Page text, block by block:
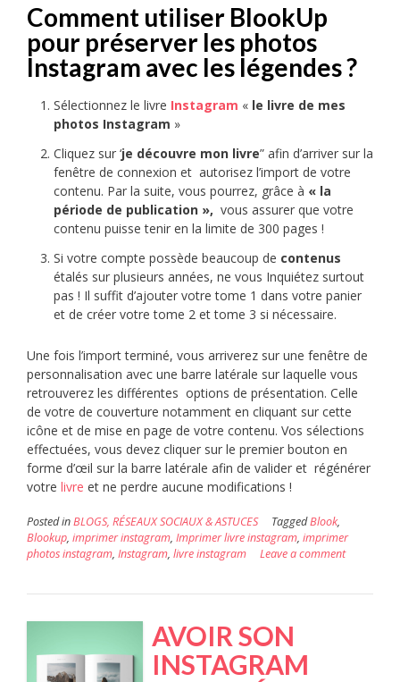
Comment utiliser BlookUp
pour préserver les photos
Instagram avec les légendes ?
Sélectionnez le livre Instagram « le livre de mes
photos Instagram »
Cliquez sur ‘je découvre mon livre” afin d’arriver sur la
fenêtre de connexion et autorisez l’import de votre
contenu. Par la suite, vous pourrez, grâce à « la
période de publication », vous assurer que votre
contenu puisse tenir en la limite de 300 pages !
Si votre compte possède beaucoup de contenus
étalés sur plusieurs années, ne vous Inquiétez surtout
pas ! Il suffit d’ajouter votre tome 1 dans votre panier
et de créer votre tome 2 et tome 3 si nécessaire.
Une fois l’import terminé, vous arriverez sur une fenêtre de
personnalisation avec une barre latérale sur laquelle vous
retrouverez les différentes options de présentation. Celle
de votre de couverture notamment en cliquant sur cette
icône et de mise en page de votre contenu. Vos sélections
effectuées, vous devez cliquer sur le premier bouton en
forme d’œil sur la barre latérale afin de valider et régénérer
votre livre et ne perdre aucune modifications !
Posted inBLOGS, RÉSEAUX SOCIAUX & ASTUCES TaggedBlook,
Blookup, imprimer instagram, Imprimer livre instagram, imprimer
photos instagram, Instagram, livre instagram Leave a comment
AVOIR SON
INSTAGRAM